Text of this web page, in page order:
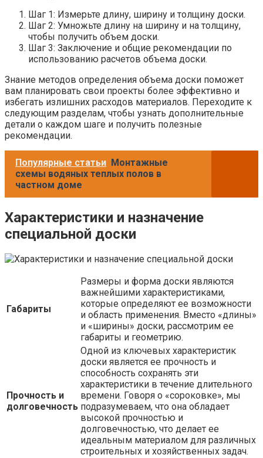
Шаг 1: Измерьте длину, ширину и толщину доски.
Шаг 2: Умножьте длину на ширину и на толщину,
чтобы получить объем доски.
Шаг 3: Заключение и общие рекомендации по
использованию расчетов объема доски.
Знание методов определения объема доски поможет
вам планировать свои проекты более эффективно и
избегать излишних расходов материалов. Переходите к
следующим разделам, чтобы узнать дополнительные
детали о каждом шаге и получить полезные
рекомендации.
Популярные статьи Монтажные
схемы водяных теплых полов в
частном доме
Характеристики и назначение
специальной доски
Габариты
Размеры и форма доски являются
важнейшими характеристиками,
которые определяют ее возможности
и область применения. Вместо «длины»
и «ширины» доски, рассмотрим ее
габариты и геометрию.
Прочность и
долговечность
Одной из ключевых характеристик
доски является ее прочность и
способность сохранять эти
характеристики в течение длительного
времени. Говоря о «сороковке», мы
подразумеваем, что она обладает
высокой прочностью и
долговечностью, что делает ее
идеальным материалом для различных
строительных и хозяйственных задач.